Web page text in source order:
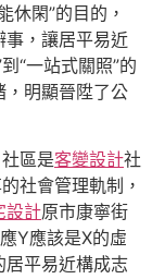
休閑”的目的，
事，讓居平易近
“一站式關照”的
，明顯晉陞了公
區是客變設計社
社會管理軌制，
設計原市康寧街
Y應該是X的虛
居平易近構成志